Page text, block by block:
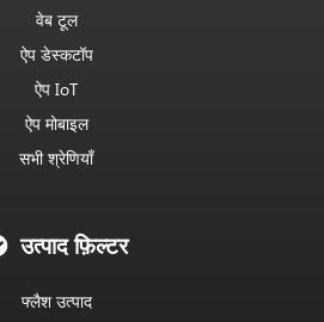
वेब टूल
ऐप डेस्कटॉप
ऐप IoT
ऐप मोबाइल
सभी श्रेणियाँ
उत्पाद फ़िल्टर
फ्लैश उत्पाद